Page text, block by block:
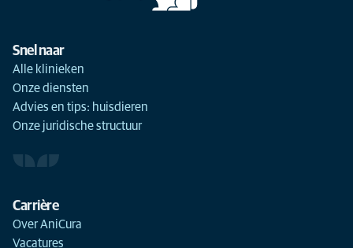
Snel naar
Alle klinieken
Onze diensten
Advies en tips: huisdieren
Onze juridische structuur
Carrière
Over AniCura
Vacatures